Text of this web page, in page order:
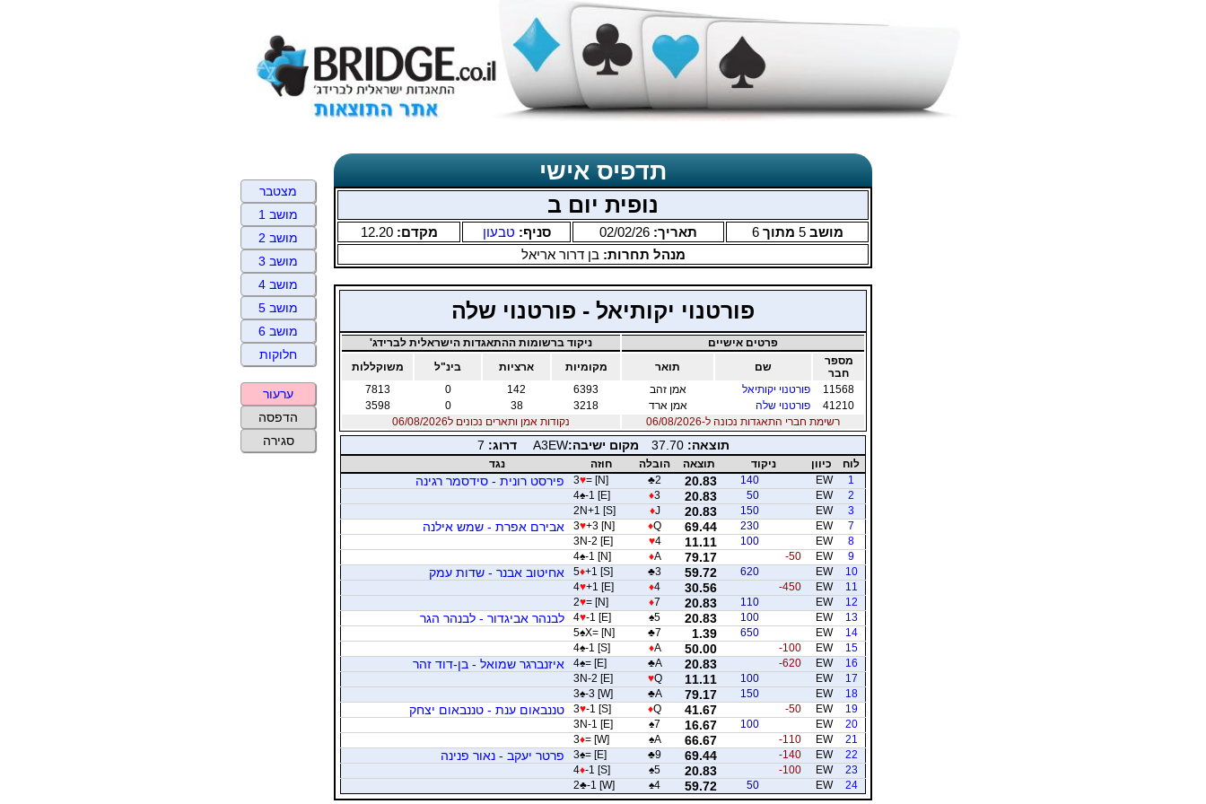
תדפיס אישי
נופית יום ב
מושב5 מתוך6 תאריך: 02/02/26 סניף: טבעון מקדם:12.20
מנהל תחרות:בן דרור אריאל
פורטנוי יקותיאל - פורטנוי שלה
פרטים אישיים
ניקוד ברשומות ההתאגדות הישראלית לברידג'
מספר
חבר
שם תואר מקומיות ארציות בינ"ל
משוקללות
11568
פורטנוי יקותיאל אמן זהב 6393
142
0
7813
41210
פורטנוי שלה אמן ארד 3218
38
0
3598
רשימת חברי התאגדות נכונה ל-06/08/2026
נקודות אמן ותארים נכונים ל06/08/2026
תוצאה:37.70 מקום ישיבה:A3EW דרוג: 7
לוח כיוון ניקוד תוצאה הובלה חוזה
נגד
1
EW
140
20.83
♣2
3♥= [N] פירסט רונית - סידסמר רגינה
2
EW
50
20.83
♦3
4♠-1 [E]
3
EW
150
20.83
♦J
2N+1 [S]
7
EW
230
69.44
♦Q
3♥+3 [N] אבירם אפרת - שמש אילנה
8
EW
100
11.11
♥4
3N-2 [E]
9
EW
-50
79.17
♦A
4♠-1 [N]
10
EW
620
59.72
♣3
5♦+1 [S] אחיטוב אבנר - שדות עמק
11
EW
-450
30.56
♦4
4♥+1 [E]
12
EW
110
20.83
♦7
2♥= [N]
13
EW
100
20.83
♠5
4♥-1 [E] לבנהר אביגדור - לבנהר הגר
14
EW
650
1.39
♣7
5♠X= [N]
15
EW
-100
50.00
♦A
4♠-1 [S]
16
EW
-620
20.83
♣A
4♠= [E] איזנברגר שמואל - בן-דוד זהר
17
EW
100
11.11
♥Q
3N-2 [E]
18
EW
150
79.17
♣A
3♠-3 [W]
19
EW
-50
41.67
♦Q
3♥-1 [S] טננבאום ענת - טננבאום יצחק
20
EW
100
16.67
♠7
3N-1 [E]
21
EW
-110
66.67
♠A
3♦= [W]
22
EW
-140
69.44
♣9
3♠= [E] פרטר יעקב - נאור פנינה
23
EW
-100
20.83
♠5
4♦-1 [S]
24
EW
50
59.72
♠4
2♣-1 [W]
מצטבר
מושב 1
מושב 2
מושב 3
מושב 4
מושב 5
מושב 6
חלוקות
ערעור
הדפסה
סגירה